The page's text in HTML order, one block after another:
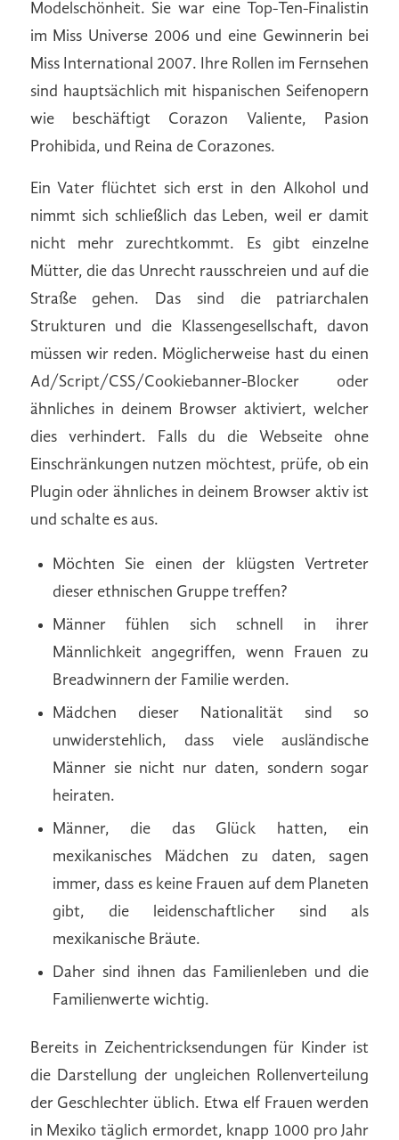
Modelschönheit. Sie war eine Top-Ten-Finalistin
im Miss Universe 2006 und eine Gewinnerin bei
Miss International 2007. Ihre Rollen im Fernsehen
sind hauptsächlich mit hispanischen Seifenopern
wie beschäftigt Corazon Valiente, Pasion
Prohibida, und Reina de Corazones.
Ein Vater flüchtet sich erst in den Alkohol und
nimmt sich schließlich das Leben, weil er damit
nicht mehr zurechtkommt. Es gibt einzelne
Mütter, die das Unrecht rausschreien und auf die
Straße gehen. Das sind die patriarchalen
Strukturen und die Klassengesellschaft, davon
müssen wir reden. Möglicherweise hast du einen
Ad/Script/CSS/Cookiebanner-Blocker oder
ähnliches in deinem Browser aktiviert, welcher
dies verhindert. Falls du die Webseite ohne
Einschränkungen nutzen möchtest, prüfe, ob ein
Plugin oder ähnliches in deinem Browser aktiv ist
und schalte es aus.
Möchten Sie einen der klügsten Vertreter
dieser ethnischen Gruppe treffen?
Männer fühlen sich schnell in ihrer
Männlichkeit angegriffen, wenn Frauen zu
Breadwinnern der Familie werden.
Mädchen dieser Nationalität sind so
unwiderstehlich, dass viele ausländische
Männer sie nicht nur daten, sondern sogar
heiraten.
Männer, die das Glück hatten, ein
mexikanisches Mädchen zu daten, sagen
immer, dass es keine Frauen auf dem Planeten
gibt, die leidenschaftlicher sind als
mexikanische Bräute.
Daher sind ihnen das Familienleben und die
Familienwerte wichtig.
Bereits in Zeichentricksendungen für Kinder ist
die Darstellung der ungleichen Rollenverteilung
der Geschlechter üblich. Etwa elf Frauen werden
in Mexiko täglich ermordet, knapp 1000 pro Jahr